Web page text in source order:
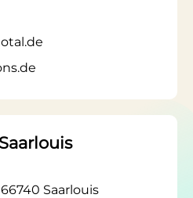
Saarlouis